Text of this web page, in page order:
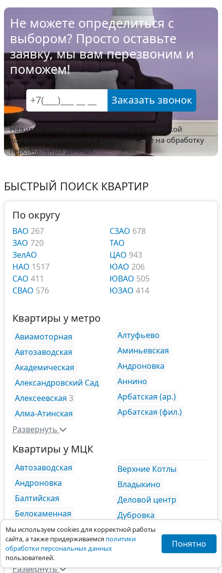
Мы используем cookies для корректной работы
сайта, а также придерживаемся политики
обработки персональных данных
пользователей.
Понятно
Не можете определиться с
выбором? Просто оставьте
заявку, мы вам перезвоним и
поможем!
Заказать звонок
Нажимая кнопку вы соглашаетесь с
политикой
конфиденциальности и даете согласие на обработку
персональных данных.
БЫСТРЫЙ ПОИСК КВАРТИР
По округу
ВАО 267
ЗАО 720
ЗелАО
НАО 1517
САО 411
СВАО 576
СЗАО 678
ТАО
ЦАО 943
ЮАО 206
ЮВАО 505
ЮЗАО 414
Квартиры у метро
Авиамоторная
Автозаводская
Академическая
Александровский Сад
Алексеевская 3
Алма-Атинская
Алтуфьево
Аминьевская
Андроновка
Аннино
Арбатская (ар.)
Арбатская (фил.)
Развернуть
Квартиры у МЦК
Автозаводская
Андроновка
Балтийская
Белокаменная
Ботанический Сад
Бульвар
Рокоссовского
Верхние Котлы
Владыкино
Деловой центр
Дубровка
ЗИЛ
Развернуть